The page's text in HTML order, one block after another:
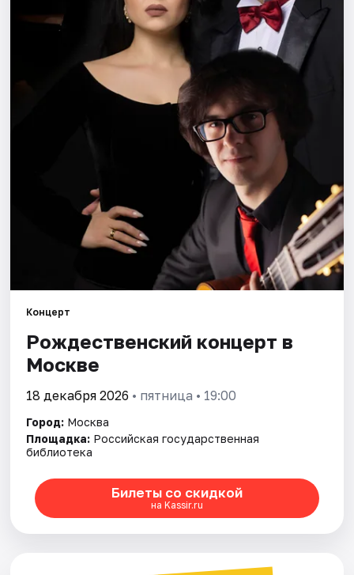
Концерт
Рождественский концерт в
Москве
18 декабря 2026 • пятница • 19:00
Город: Москва
Площадка: Российская государственная
библиотека
Билеты со скидкой
на Kassir.ru